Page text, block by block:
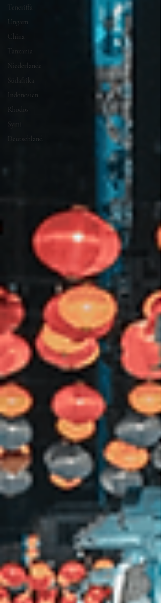
Teneriffa
Ungarn
China
Tanzania
Niederlande
Südafrika
Indonesien
Rhodos
Symi
Deutschland